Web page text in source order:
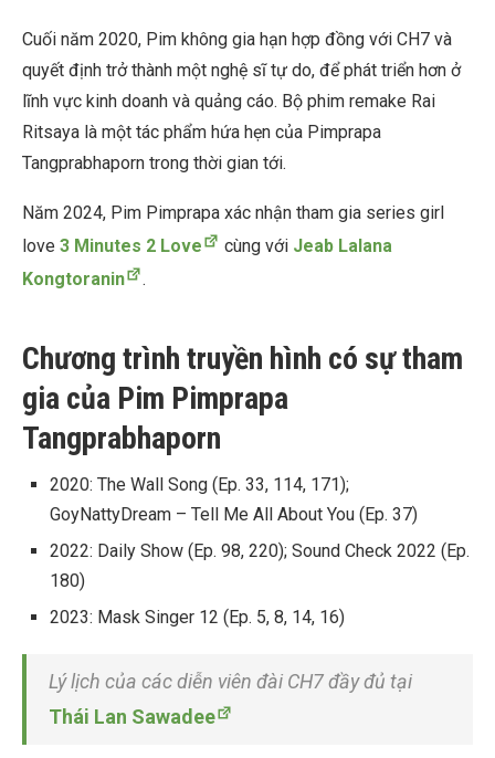
Cuối năm 2020, Pim không gia hạn hợp đồng với CH7 và
quyết định trở thành một nghệ sĩ tự do, để phát triển hơn ở
lĩnh vực kinh doanh và quảng cáo. Bộ phim remake Rai
Ritsaya là một tác phẩm hứa hẹn của Pimprapa
Tangprabhaporn trong thời gian tới.
Năm 2024, Pim Pimprapa xác nhận tham gia series girl
love 3 Minutes 2 Love cùng với Jeab Lalana
Kongtoranin
.
Chương trình truyền hình có sự tham
gia của Pim Pimprapa
Tangprabhaporn
2020: The Wall Song (Ep. 33, 114, 171);
GoyNattyDream – Tell Me All About You (Ep. 37)
2022: Daily Show (Ep. 98, 220); Sound Check 2022 (Ep.
180)
2023: Mask Singer 12 (Ep. 5, 8, 14, 16)
Lý lịch của các diễn viên đài CH7 đầy đủ tại
Thái Lan Sawadee